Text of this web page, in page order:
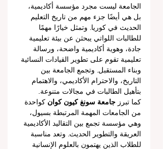
الجامعة ليست مجرد مؤسسة أكاديمية،
بل هي أيضًا جزء مهم من تاريخ التعليم
الحديث في كوريا. وتمثل خيارًا مهمًا
للطالبات اللواتي يبحثن عن بيئة تعليمية
جادة، وهوية أكاديمية واضحة، ورسالة
تعليمية تقوم على تطوير القيادات النسائية
وبناء المستقبل. وتجمع الجامعة بين
التاريخ، والاحترام الأكاديمي، والاهتمام
بتأهيل الطالبات في مجالات متنوعة.
كما تبرز جامعة سونغ كيون كوان كواحدة
من الجامعات المهمة المرتبطة بسيول،
وهي مؤسسة تجمع بين التقاليد الأكاديمية
العريقة والتطوير الحديث. وتعد مناسبة
للطلاب الذين يهتمون بالعلوم الإنسانية